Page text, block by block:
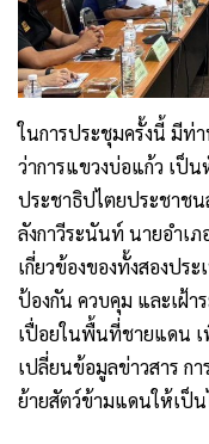
ในการประชุมครั้งนี้ มีท่
ว่าการแขวงบ่อแก้ว เป็
ประชาธิปไตยประชาช
ลังกาวีระนันท์ นายอำเ
เกี่ยวข้องของทั้งสองปร
ป้องกัน ควบคุม และเฝ้า
เปื่อยในพื้นที่ชายแดน เ
เปลี่ยนข้อมูลข่าวสาร กา
ย้ายสัตว์ข้ามแดนให้เป็